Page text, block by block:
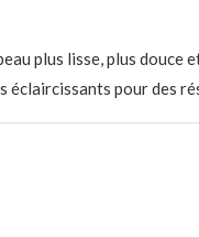
plus lisse, plus
éclaircissants pour des